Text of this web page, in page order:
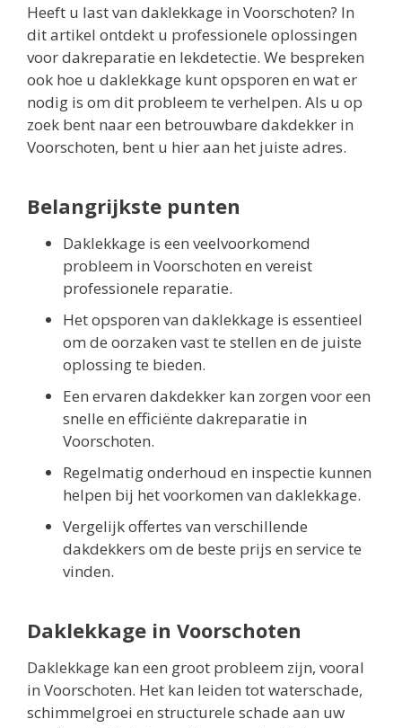
Heeft u last van daklekkage in Voorschoten? In
dit artikel ontdekt u professionele oplossingen
voor dakreparatie en lekdetectie. We bespreken
ook hoe u daklekkage kunt opsporen en wat er
nodig is om dit probleem te verhelpen. Als u op
zoek bent naar een betrouwbare dakdekker in
Voorschoten, bent u hier aan het juiste adres.
Belangrijkste punten
Daklekkage is een veelvoorkomend
probleem in Voorschoten en vereist
professionele reparatie.
Het opsporen van daklekkage is essentieel
om de oorzaken vast te stellen en de juiste
oplossing te bieden.
Een ervaren dakdekker kan zorgen voor een
snelle en efficiënte dakreparatie in
Voorschoten.
Regelmatig onderhoud en inspectie kunnen
helpen bij het voorkomen van daklekkage.
Vergelijk offertes van verschillende
dakdekkers om de beste prijs en service te
vinden.
Daklekkage in Voorschoten
Daklekkage kan een groot probleem zijn, vooral
in Voorschoten. Het kan leiden tot waterschade,
schimmelgroei en structurele schade aan uw